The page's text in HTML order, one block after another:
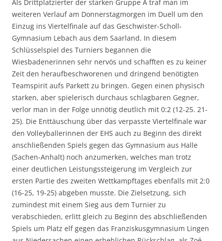
Als Drittplatzierter der starken Gruppe A traf man im
weiteren Verlauf am Donnerstagmorgen im Duell um den
Einzug ins Viertelfinale auf das Geschwister-Scholl-
Gymnasium Lebach aus dem Saarland. In diesem
Schlüsselspiel des Turniers begannen die
Wiesbadenerinnen sehr nervös und schafften es zu keiner
Zeit den heraufbeschworenen und dringend benötigten
Teamspirit aufs Parkett zu bringen. Gegen einen physisch
starken, aber spielerisch durchaus schlagbaren Gegner,
verlor man in der Folge unnötig deutlich mit 0:2 (12-25. 21-
25). Die Enttäuschung über das verpasste Viertelfinale war
den Volleyballerinnen der EHS auch zu Beginn des direkt
anschließenden Spiels gegen das Gymnasium aus Halle
(Sachen-Anhalt) noch anzumerken, welches man trotz
einer deutlichen Leistungssteigerung im Vergleich zur
ersten Partie des zweiten Wettkampftages ebenfalls mit 2:0
(16-25, 19-25) abgeben musste. Die Zielsetzung, sich
zumindest mit einem Sieg aus dem Turnier zu
verabschieden, erlitt gleich zu Beginn des abschließenden
Spiels um Platz elf gegen das Franziskusgymnasium Lingen